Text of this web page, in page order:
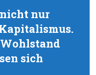
nur
sich